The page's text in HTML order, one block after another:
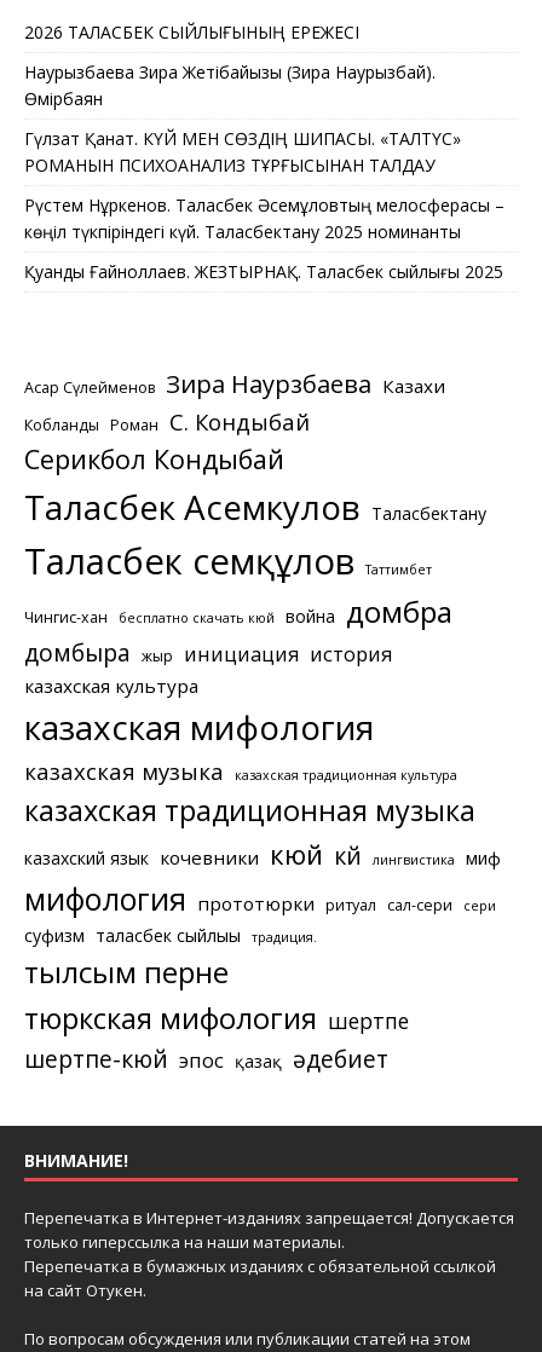
2026 ТАЛАСБЕК СЫЙЛЫҒЫНЫҢ ЕРЕЖЕСІ
Наурызбаева Зира Жетібайқызы (Зира Наурызбай).
Өмірбаян
Гүлзат Қанат. КҮЙ МЕН СӨЗДІҢ ШИПАСЫ. «ТАЛТҮС»
РОМАНЫН ПСИХОАНАЛИЗ ТҰРҒЫСЫНАН ТАЛДАУ
Рүстем Нұркенов. Таласбек Әсемқұловтың мелосферасы –
көңіл түкпіріндегі күй. Таласбектану 2025 номинанты
Қуандық Ғайноллаев. ЖЕЗТЫРНАҚ. Таласбек сыйлығы 2025
Асқар Сүлейменов Зира Наурзбаева Казахи
Кобланды Роман С. Кондыбай
Серикбол Кондыбай
Таласбек Асемкулов Таласбектану
Таласбек Әсемқұлов Таттимбет
Чингис-хан бесплатно скачать кюй война домбра
домбыра жыр инициация история
казахская культура
казахская мифология
казахская музыка казахская традиционная культура
казахская традиционная музыка
казахский язык кочевники кюй күй лингвистика миф
мифология прототюрки ритуал сал-сери сери
суфизм таласбек сыйлығы традиция.
тылсым перне
тюркская мифология шертпе
шертпе-кюй эпос қазақ әдебиет
ВНИМАНИЕ!
Перепечатка в Интернет-изданиях запрещается! Допускается
только гиперссылка на наши материалы.
Перепечатка в бумажных изданиях с обязательной ссылкой
на сайт Отукен.
По вопросам обсуждения или публикации статей на этом